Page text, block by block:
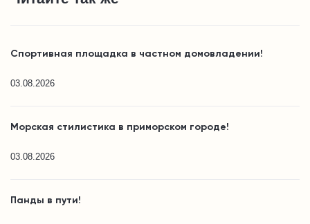
Спортивная площадка в частном домовладении!
03.08.2026
Морская стилистика в приморском городе!
03.08.2026
Панды в пути!